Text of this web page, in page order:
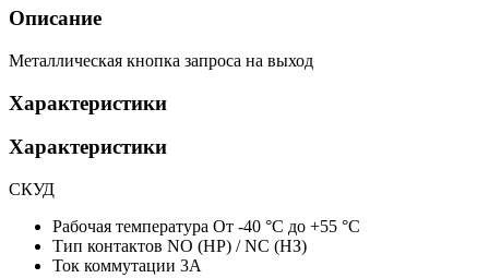
Описание
Металлическая кнопка запроса на выход
Характеристики
Характеристики
СКУД
Рабочая температура От -40 °С до +55 °С
Тип контактов NO (НР) / NC (НЗ)
Ток коммутации 3А